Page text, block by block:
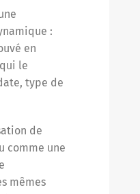
:
en
le
type de
de
comme une
mêmes